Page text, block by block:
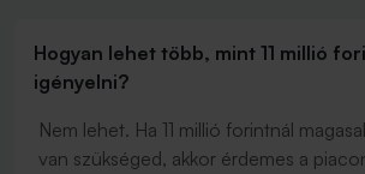
Hogyan lehet több, mint 11 millió
igényelni?
Nem lehet. Ha 11 millió forintnál
van szükséged, akkor érdemes a